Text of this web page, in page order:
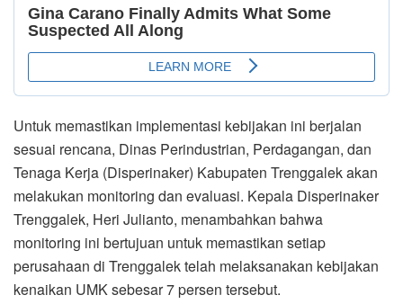
Untuk memastikan implementasi kebijakan ini berjalan
sesuai rencana, Dinas Perindustrian, Perdagangan, dan
Tenaga Kerja (Disperinaker) Kabupaten Trenggalek akan
melakukan monitoring dan evaluasi. Kepala Disperinaker
Trenggalek, Heri Julianto, menambahkan bahwa
monitoring ini bertujuan untuk memastikan setiap
perusahaan di Trenggalek telah melaksanakan kebijakan
kenaikan UMK sebesar 7 persen tersebut.